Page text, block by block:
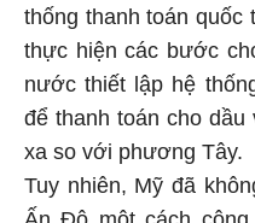
thống thanh toán quốc
thực hiện các bước
nước thiết lập hệ
để thanh toán cho
xa so với phương Tây.
Tuy nhiên, Mỹ đã